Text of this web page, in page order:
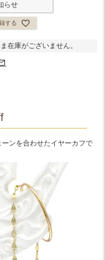
らせ
する
在庫がございません。
ンを合わせたイヤーカフで